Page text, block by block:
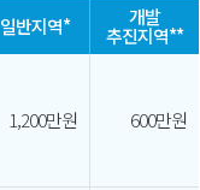
일반지역* 개발
추진지역**
1,200만원 600만원